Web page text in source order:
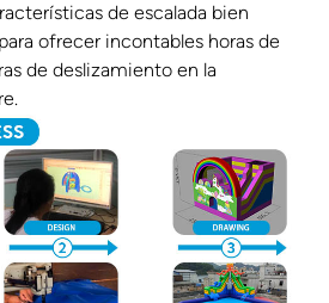
de escalada bien
ofrecer incontables horas de
de deslizamiento en la